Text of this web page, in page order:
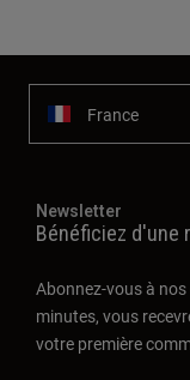
France
Newsletter
Bénéficiez d'une
Abonnez-vous à
minutes, vous
votre première